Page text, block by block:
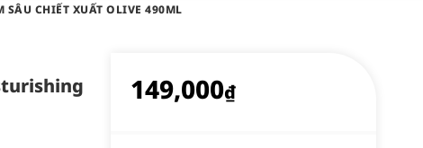
SÂU CHIẾT XUẤT OLIVE 490ML
149,000₫